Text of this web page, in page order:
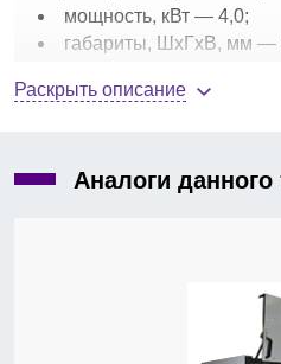
мощность, кВт — 4,0;
габариты, ШхГхВ, мм —
Комплект поставки:
запросу).
Раскрыть описание
Аналоги данного